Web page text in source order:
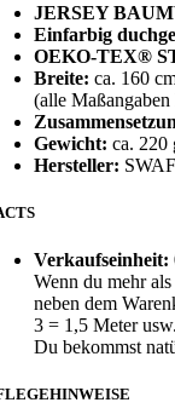
JERSEY
Einfarbig
OEKO-TEX®
Breite: ca. 160
(alle
Gewicht: ca. 220
Hersteller:
Verkaufseinheit:
Wenn du mehr
neben dem
3 = 1,5 Meter usw.
Du bekommst